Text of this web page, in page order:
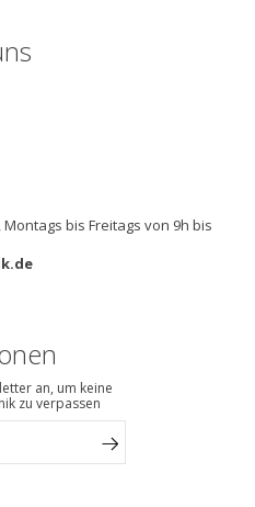
bis Freitags von 9h bis
an, um keine
zu verpassen